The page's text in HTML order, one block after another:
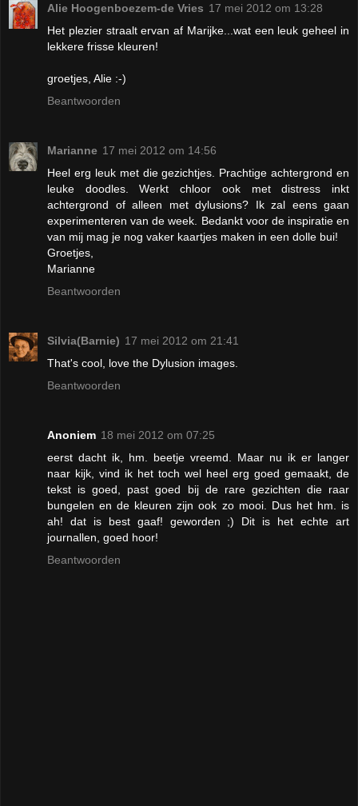
Alie Hoogenboezem-de Vries 17 mei 2012 om 13:28
Het plezier straalt ervan af Marijke...wat een leuk geheel in
lekkere frisse kleuren!
groetjes, Alie :-)
Beantwoorden
Marianne 17 mei 2012 om 14:56
Heel erg leuk met die gezichtjes. Prachtige achtergrond en
leuke doodles. Werkt chloor ook met distress inkt
achtergrond of alleen met dylusions? Ik zal eens gaan
experimenteren van de week. Bedankt voor de inspiratie en
van mij mag je nog vaker kaartjes maken in een dolle bui!
Groetjes,
Marianne
Beantwoorden
Silvia(Barnie) 17 mei 2012 om 21:41
That's cool, love the Dylusion images.
Beantwoorden
Anoniem 18 mei 2012 om 07:25
eerst dacht ik, hm. beetje vreemd. Maar nu ik er langer
naar kijk, vind ik het toch wel heel erg goed gemaakt, de
tekst is goed, past goed bij de rare gezichten die raar
bungelen en de kleuren zijn ook zo mooi. Dus het hm. is
ah! dat is best gaaf! geworden ;) Dit is het echte art
journallen, goed hoor!
Beantwoorden